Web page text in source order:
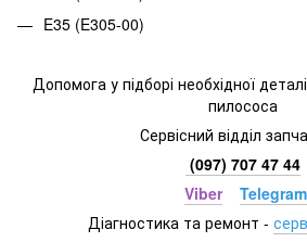
E35 (E305-00)
Допомога у підборі необхідної
пилососа
Сервісний відділ
(097) 707 47 44
Viber
Telegram
Діагностика та ремонт -